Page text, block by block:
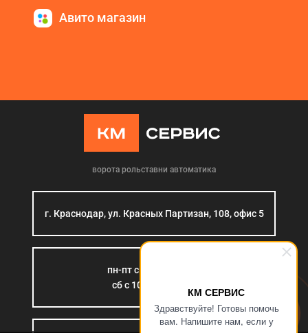
КМ СЕРВИС
Здравствуйте! Готовы помочь
вам. Напишите нам, если у
Авито магазин
ворота рольставни автоматика
г. Краснодар, ул. Красных Партизан, 108, офис 5
пн-пт с 9:00 до 18:00
сб с 10:00 до 15:00